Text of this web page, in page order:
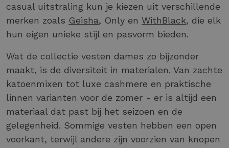
casual uitstraling kun je kiezen uit verschillende
merken zoals Geisha, Only en WithBlack, die elk
hun eigen unieke stijl en pasvorm bieden.
Wat de collectie vesten dames zo bijzonder
maakt, is de diversiteit in materialen. Van zachte
katoenmixen tot luxe cashmere en praktische
linnen varianten voor de zomer - er is altijd een
materiaal dat past bij het seizoen en de
gelegenheid. Sommige vesten hebben een open
voorkant, terwijl andere zijn voorzien van knopen